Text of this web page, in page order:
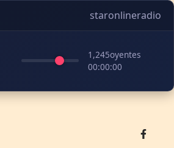
staronlineradio
1,245oyentes
00:00:00